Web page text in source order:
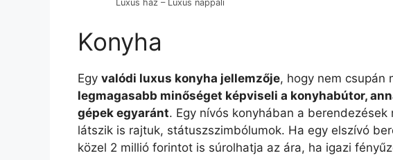
Luxus ház – Luxus nappali
Konyha
Egy valódi luxus konyha jellemzője, hogy nem csupán
legmagasabb minőséget képviseli a konyhabútor,
gépek egyaránt. Egy nívós konyhában a
látszik is rajtuk, státuszszimbólumok. Ha egy elszívó
közel 2 millió forintot is súrolhatja az ára, ha igazi